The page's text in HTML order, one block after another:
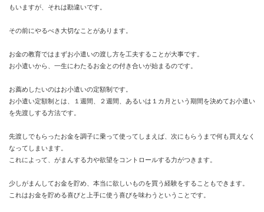
もいますが、それは勘違いです。
その前にやるべき大切なことがあります。
お金の教育ではまずお小遣いの渡し方を工夫することが大事です。
お小遣いから、一生にわたるお金との付き合いが始まるのです。
お薦めしたいのはお小遣いの定額制です。
お小遣い定額制とは、１週間、２週間、あるいは１カ月という期間を決めてお小遣い
を先渡しする方法です。
先渡しでもらったお金を調子に乗って使ってしまえば、次にもらうまで何も買えなく
なってしまいます。
これによって、がまんする力や欲望をコントロールする力がつきます。
少しがまんしてお金を貯め、本当に欲しいものを買う経験をすることもできます。
これはお金を貯める喜びと上手に使う喜びを味わうということです。